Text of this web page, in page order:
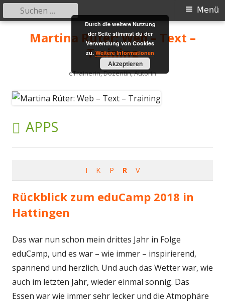
Martina Rüter: Web – Text –
Training
eTrainerin, Dozentin, Autorin
Primäres
Menü
Menü
Suchen
nach:
SCHLAGWORT:
APPS
I K P R V
Rückblick zum eduCamp 2018 in
Hattingen
Das war nun schon mein drittes Jahr in Folge
eduCamp, und es war – wie immer – inspirierend,
spannend und herzlich. Und auch das Wetter war, wie
auch im letzten Jahr, wieder einmal sonnig. Das
Essen war wie immer sehr lecker und die Atmophäre
Durch die weitere Nutzung
der Seite stimmst du der
Verwendung von Cookies
zu. Weitere Informationen
Akzeptieren